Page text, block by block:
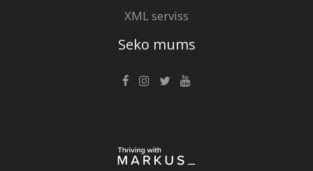
XML serviss
Seko mums